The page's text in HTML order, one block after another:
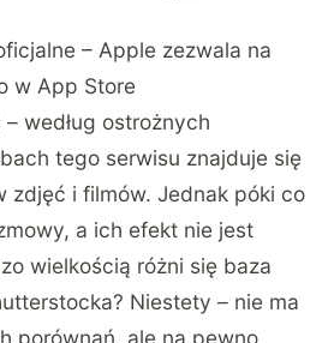
– Apple zezwala na
w App Store
według ostrożnych
tego serwisu znajduje się
zdjęć i filmów. Jednak póki co
a ich efekt nie jest
wielkością różni się baza
Niestety – nie ma
porównań, ale na pewno